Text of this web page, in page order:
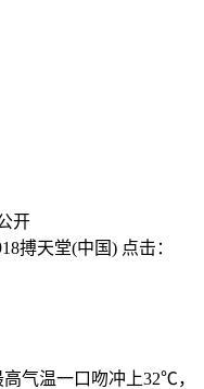
开
搏天堂(中国) 点击：
气温一口吻冲上32℃，